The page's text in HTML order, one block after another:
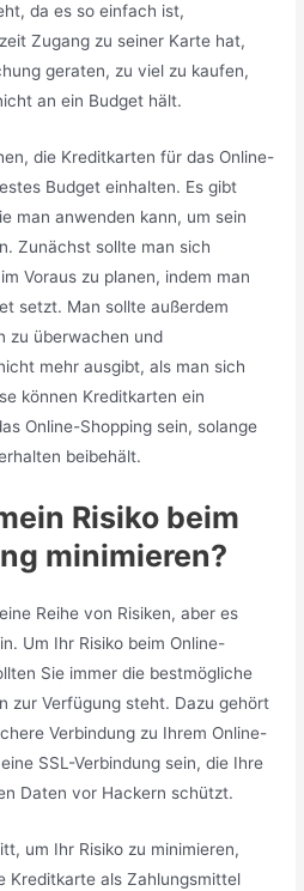
da es so einfach ist,
Zugang zu seiner Karte hat,
geraten, zu viel zu kaufen,
an ein Budget hält.
die Kreditkarten für das Online-
Budget einhalten. Es gibt
man anwenden kann, um sein
Zunächst sollte man sich
Voraus zu planen, indem man
setzt. Man sollte außerdem
zu überwachen und
mehr ausgibt, als man sich
können Kreditkarten ein
Online-Shopping sein, solange
beibehält.
Risiko beim
minimieren?
Reihe von Risiken, aber es
Um Ihr Risiko beim Online-
Sie immer die bestmögliche
zur Verfügung steht. Dazu gehört
Verbindung zu Ihrem Online-
SSL-Verbindung sein, die Ihre
Daten vor Hackern schützt.
um Ihr Risiko zu minimieren,
Kreditkarte als Zahlungsmittel